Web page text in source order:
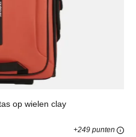
op wielen clay
+249 punten